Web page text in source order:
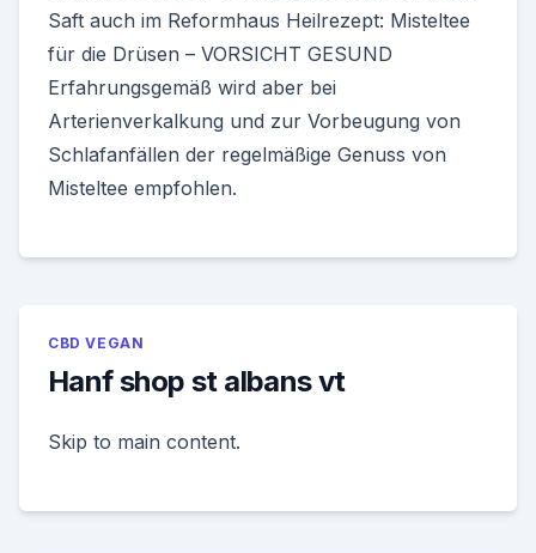
Saft auch im Reformhaus Heilrezept: Misteltee
für die Drüsen – VORSICHT GESUND
Erfahrungsgemäß wird aber bei
Arterienverkalkung und zur Vorbeugung von
Schlafanfällen der regelmäßige Genuss von
Misteltee empfohlen.
CBD VEGAN
Hanf shop st albans vt
Skip to main content.